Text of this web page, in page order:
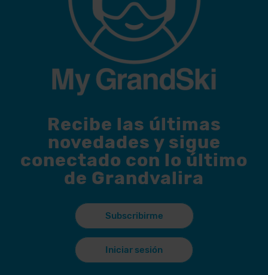
Recibe las últimas
novedades y sigue
conectado con lo último
de Grandvalira
Subscribirme
Iniciar sesión